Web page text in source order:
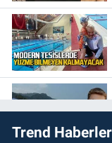
Trend Haberler